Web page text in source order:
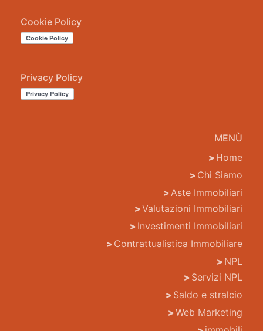
Cookie Policy
Privacy Policy
MENÙ
Home
Chi Siamo
Aste Immobiliari
Valutazioni Immobiliari
Investimenti Immobiliari
Contrattualistica Immobiliare
NPL
Servizi NPL
Saldo e stralcio
Web Marketing